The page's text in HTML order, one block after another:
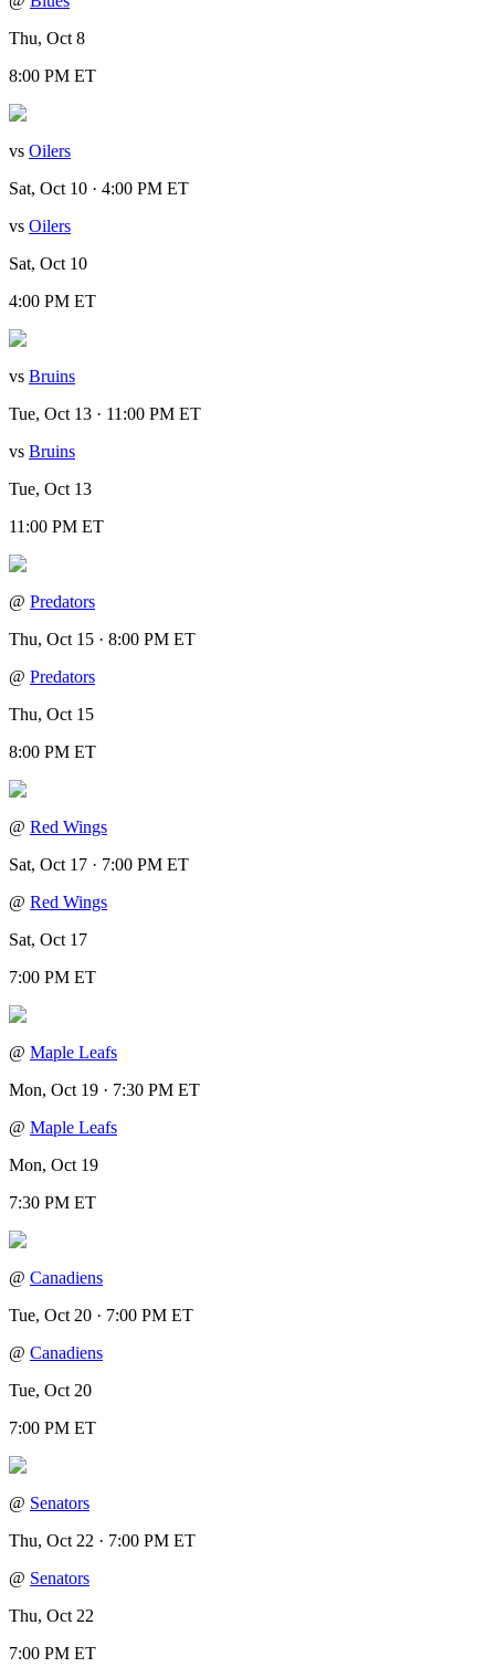
Thu, Oct 8
8:00 PM ET
vs Oilers
Sat, Oct 10 · 4:00 PM ET
vs Oilers
Sat, Oct 10
4:00 PM ET
vs Bruins
Tue, Oct 13 · 11:00 PM ET
vs Bruins
Tue, Oct 13
11:00 PM ET
@ Predators
Thu, Oct 15 · 8:00 PM ET
@ Predators
Thu, Oct 15
8:00 PM ET
@ Red Wings
Sat, Oct 17 · 7:00 PM ET
@ Red Wings
Sat, Oct 17
7:00 PM ET
@ Maple Leafs
Mon, Oct 19 · 7:30 PM ET
@ Maple Leafs
Mon, Oct 19
7:30 PM ET
@ Canadiens
Tue, Oct 20 · 7:00 PM ET
@ Canadiens
Tue, Oct 20
7:00 PM ET
@ Senators
Thu, Oct 22 · 7:00 PM ET
@ Senators
Thu, Oct 22
7:00 PM ET